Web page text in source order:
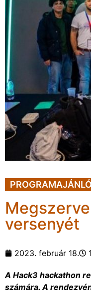
PROGRAMAJÁNLÓ
versenyét
2023. február 18.
A Hack3 hackathon
számára. A